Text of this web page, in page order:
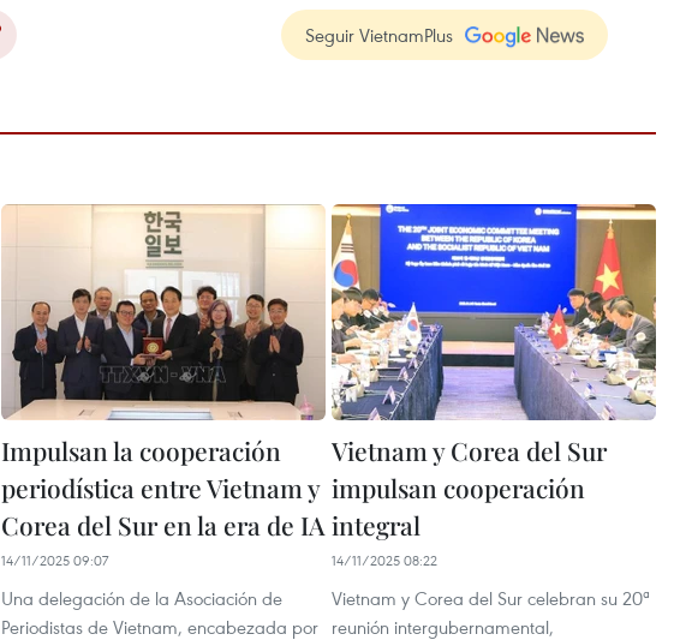
Seguir VietnamPlus
Impulsan la cooperación
periodística entre Vietnam y
Corea del Sur en la era de IA
14/11/2025 09:07
Una delegación de la Asociación de
Periodistas de Vietnam, encabezada por
Vietnam y Corea del Sur
impulsan cooperación
integral
14/11/2025 08:22
Vietnam y Corea del Sur celebran su 20ª
reunión intergubernamental,